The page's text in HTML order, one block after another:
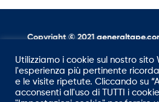
Copyright © 2021g
Utilizziamo i cookie sul nostro
l'esperienza più pertinente
e le visite ripetute. Cliccando su
acconsenti all'uso di TUTTI i